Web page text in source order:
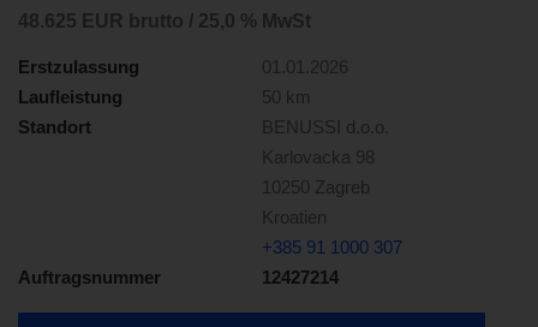
48.625 EUR brutto / 25,0 % MwSt
Erstzulassung
01.01.2026
Laufleistung
50 km
Standort
BENUSSI d.o.o.
Karlovacka 98
10250 Zagreb
Kroatien
+385 91 1000 307
Auftragsnummer
12427214